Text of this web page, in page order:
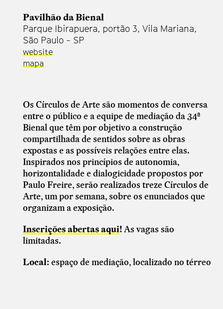
Pavilhão da Bienal
Parque Ibirapuera, portão 3, Vila Mariana,
São Paulo - SP
website
mapa
Os Círculos de Arte são momentos de conversa
entre o público e a equipe de mediação da 34ª
Bienal que têm por objetivo a construção
compartilhada de sentidos sobre as obras
expostas e as possíveis relações entre elas.
Inspirados nos princípios de autonomia,
horizontalidade e dialogicidade propostos por
Paulo Freire,serão realizados treze Círculos de
Arte, um por semana, sobre os enunciados que
organizam a exposição.
Inscrições abertas aqui!As vagas são
limitadas.
Local: espaço de mediação, localizado no térreo